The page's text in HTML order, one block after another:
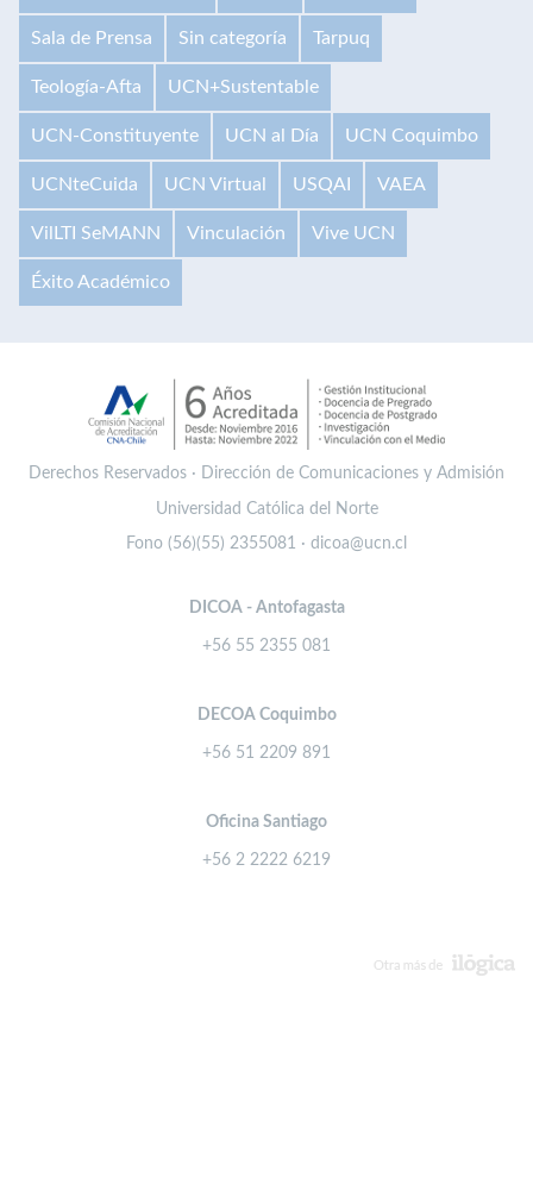
Sala de Prensa Sin categoría Tarpuq
Teología-Afta UCN+Sustentable
UCN-Constituyente UCN al Día UCN Coquimbo
UCNteCuida UCN Virtual USQAI VAEA
VilLTI SeMANN Vinculación Vive UCN
Éxito Académico
Derechos Reservados · Dirección de Comunicaciones y Admisión
Universidad Católica del Norte
Fono (56)(55) 2355081 · dicoa@ucn.cl
DICOA - Antofagasta
+56 55 2355 081
DECOA Coquimbo
+56 51 2209 891
Oficina Santiago
+56 2 2222 6219